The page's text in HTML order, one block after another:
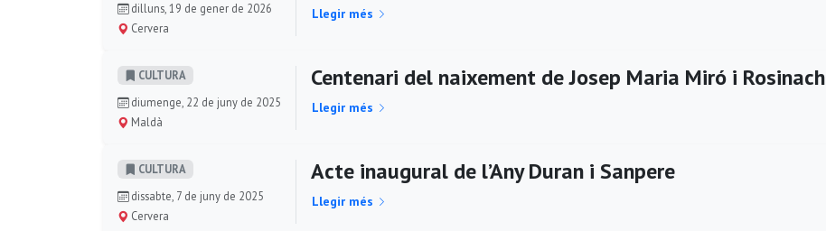
dilluns, 19 de gener de 2026
Cervera
Llegir més
CULTURA
diumenge, 22 de juny de 2025
Maldà
Centenari del naixement de Josep Maria Miró i Rosinach
Llegir més
CULTURA
dissabte, 7 de juny de 2025
Cervera
Acte inaugural de l’Any Duran i Sanpere
Llegir més